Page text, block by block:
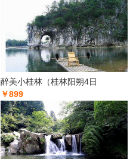
醉美小桂林（桂林阳朔4日
￥899